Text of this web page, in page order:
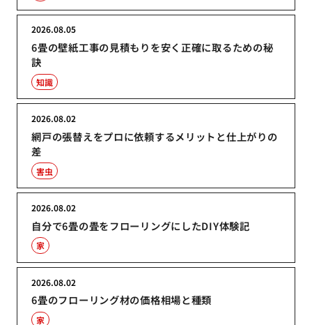
6畳の壁紙工事の見積もりを安く正確に取るための秘
訣
2026.08.05
知識
網戸の張替えをプロに依頼するメリットと仕上がりの
差
2026.08.02
害虫
自分で6畳の畳をフローリングにしたDIY体験記
2026.08.02
家
6畳のフローリング材の価格相場と種類
2026.08.02
家